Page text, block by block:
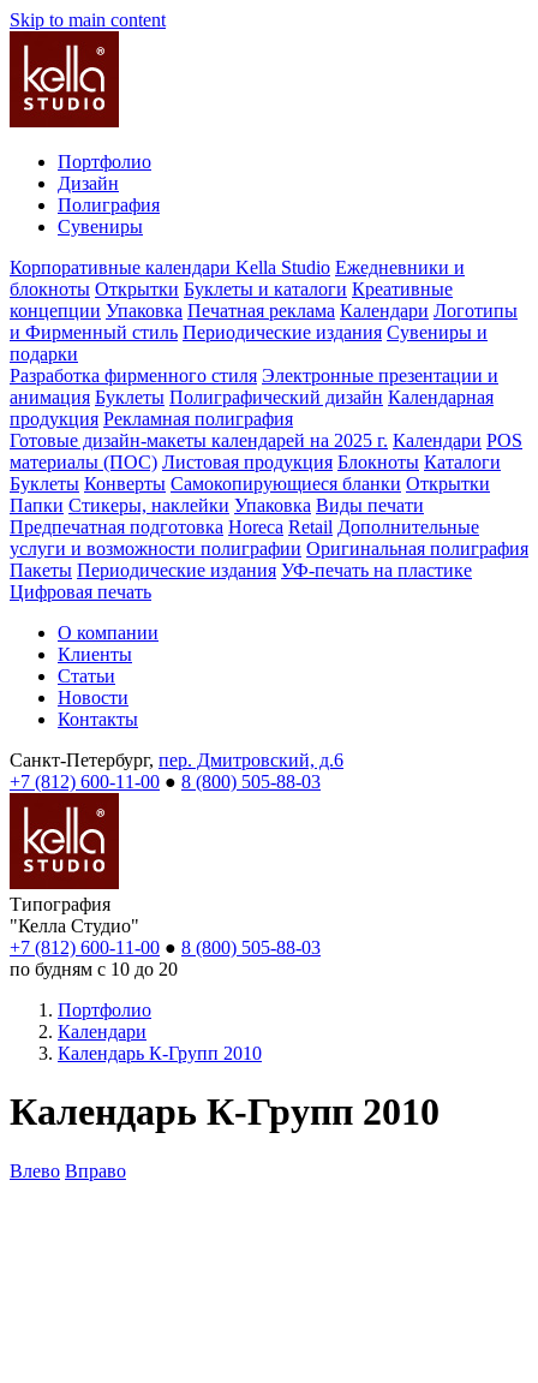
Skip to main content
Портфолио
Дизайн
Полиграфия
Сувениры
Корпоративные календари Kella Studio Ежедневники и
блокноты Открытки Буклеты и каталоги Креативные
концепции Упаковка Печатная реклама Календари Логотипы
и Фирменный стиль Периодические издания Сувениры и
подарки
Разработка фирменного стиля Электронные презентации и
анимация Буклеты Полиграфический дизайн Календарная
продукция Рекламная полиграфия
Готовые дизайн-макеты календарей на 2025 г. Календари POS
материалы (ПОС) Листовая продукция Блокноты Каталоги
Буклеты Конверты Самокопирующиеся бланки Открытки
Папки Стикеры, наклейки Упаковка Виды печати
Предпечатная подготовка Horeca Retail Дополнительные
услуги и возможности полиграфии Оригинальная полиграфия
Пакеты Периодические издания УФ-печать на пластике
Цифровая печать
О компании
Клиенты
Статьи
Новости
Контакты
Санкт-Петербург, пер. Дмитровский, д.6
+7 (812) 600-11-00 ● 8 (800) 505-88-03
Типография
"Келла Студио"
+7 (812) 600-11-00 ● 8 (800) 505-88-03
по будням с 10 до 20
Портфолио
Календари
Календарь К-Групп 2010
Календарь К-Групп 2010
Влево Вправо